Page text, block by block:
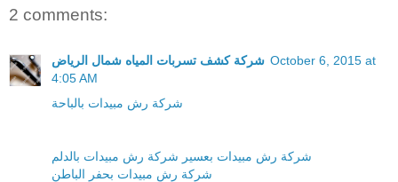
2 comments:
شركة كشف تسربات المياه شمال الرياض October 6, 2015 at
4:05 AM
شركة رش مبيدات بالباحة
شركة رش مبيدات بعسير شركة رش مبيدات بالدلم
شركة رش مبيدات بحفر الباطن